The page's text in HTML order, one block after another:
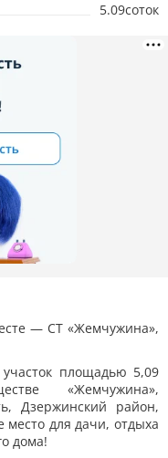
5.09соток
— СТ «Жемчужина»,
площадью 5,09
«Жемчужина»,
Дзержинский район,
место для дачи, отдыха
дома!